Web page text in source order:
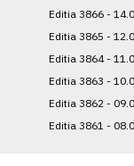
Editia 3866 -
Editia 3865 -
Editia 3864 -
Editia 3863 -
Editia 3862 -
Editia 3861 -